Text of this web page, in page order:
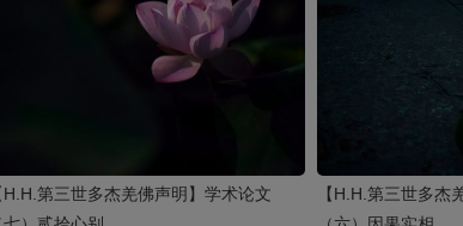
H.H.第三世多杰羌佛声明】学术论文
【H.H.第三世多杰